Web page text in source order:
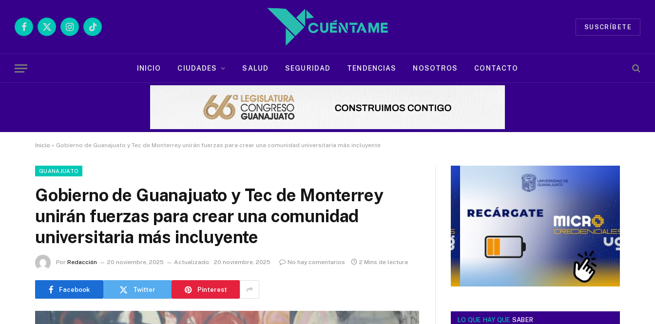
Facebook
X
InstagramTikTok
SUSCRÍBETE
INICIO CIUDADES SALUD SEGURIDAD TENDENCIAS NOSOTROS CONTACTO
Inicio » Gobierno de Guanajuato y Tec de Monterrey unirán fuerzas para crear una comunidad universitaria más incluyente
GUANAJUATO
Gobierno de Guanajuato y Tec de Monterrey
unirán fuerzas para crear una comunidad
universitaria más incluyente
Por Redacción 20 noviembre, 2025 Actualizado: 20 noviembre, 2025 No hay comentarios 2 Mins de lectura
Facebook Twitter Pinterest
LO QUE HAY QUE SABER